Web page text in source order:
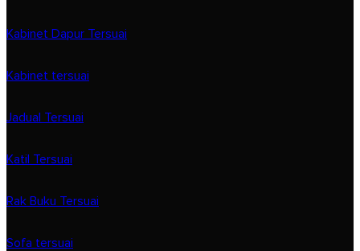
Kabinet Dapur Tersuai
Kabinet tersuai
Jadual Tersuai
Katil Tersuai
Rak Buku Tersuai
Sofa tersuai